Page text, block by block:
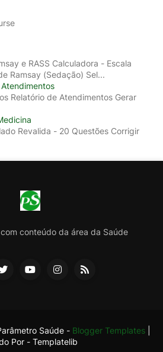
e RASS Calculadora - Escala
Ramsay (Sedação) Sel...
Relatório de Atendimentos Gerar
Revalida - 20 Questões Corrigir
conteúdo da área da Saúde
Saúde - Blogger Templates
Por - Templatelib